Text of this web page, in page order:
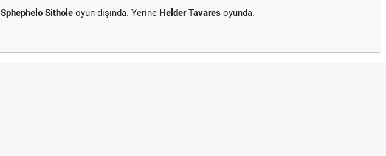
Sphephelo Sithole oyun dışında. Yerine Helder Tavares oyunda.